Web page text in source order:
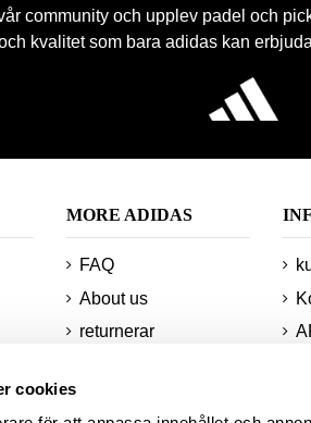
cookies
community och upplev padel och
kvalitet som bara adidas kan
MORE ADIDAS
FAQ
About us
returnerar